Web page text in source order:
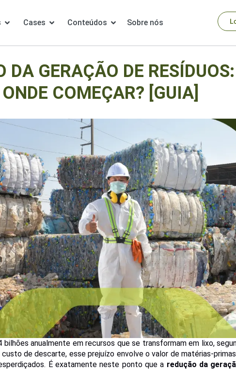
Cases Conteúdos Sobre nós
DA GERAÇÃO DE
ONDE COMEÇAR? [GUIA]
bilhões anualmente em recursos que se transformam em lixo,
custo de descarte, esse prejuízo envolve o valor de matérias-
É exatamente neste ponto que a redução da